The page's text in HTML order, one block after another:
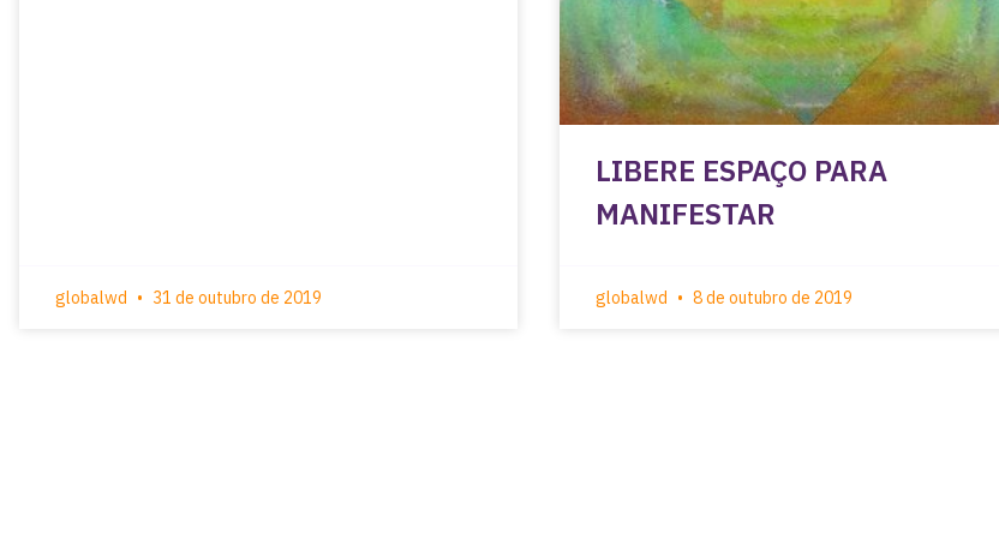
globalwd 31 de outubro de 2019
LIBERE ESPAÇO PARA
MANIFESTAR
globalwd 8 de outubro de 2019